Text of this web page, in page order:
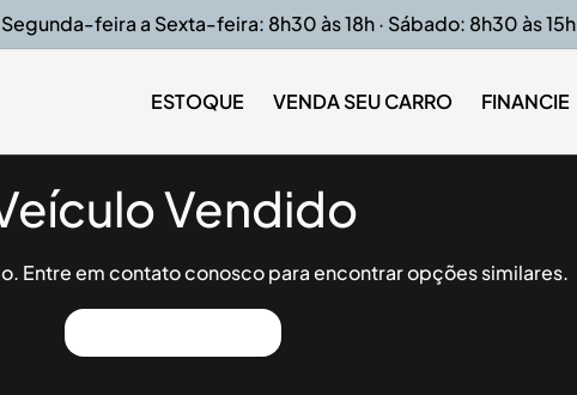
Segunda-feira a Sexta-feira: 8h30 às 18h · Sábado: 8h30 às 15h
ESTOQUE VENDA SEU CARRO FINANCIE
Vendido
Entre em contato conosco para encontrar opções similares.